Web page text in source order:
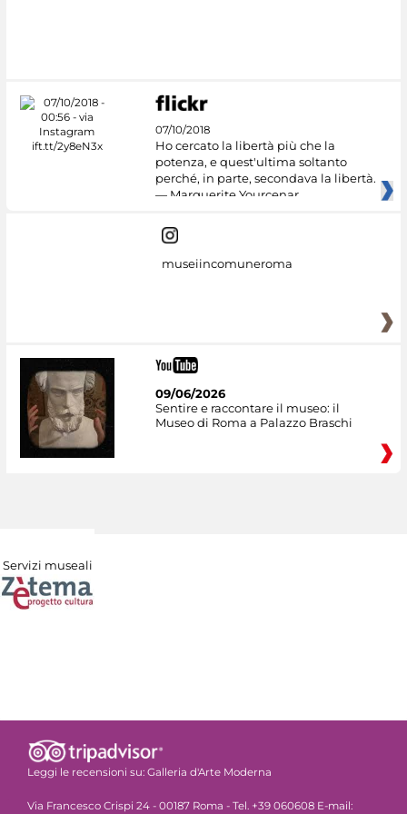
07/10/2018
Ho cercato la libertà più che la
potenza, e quest'ultima soltanto
perché, in parte, secondava la libertà.
— Marguerite Yourcenar
museiincomuneroma
09/06/2026
Sentire e raccontare il museo: il
Museo di Roma a Palazzo Braschi
Servizi museali
Leggi le recensioni su: Galleria d'Arte Moderna
Via Francesco Crispi 24 - 00187 Roma - Tel. +39 060608 E-mail: